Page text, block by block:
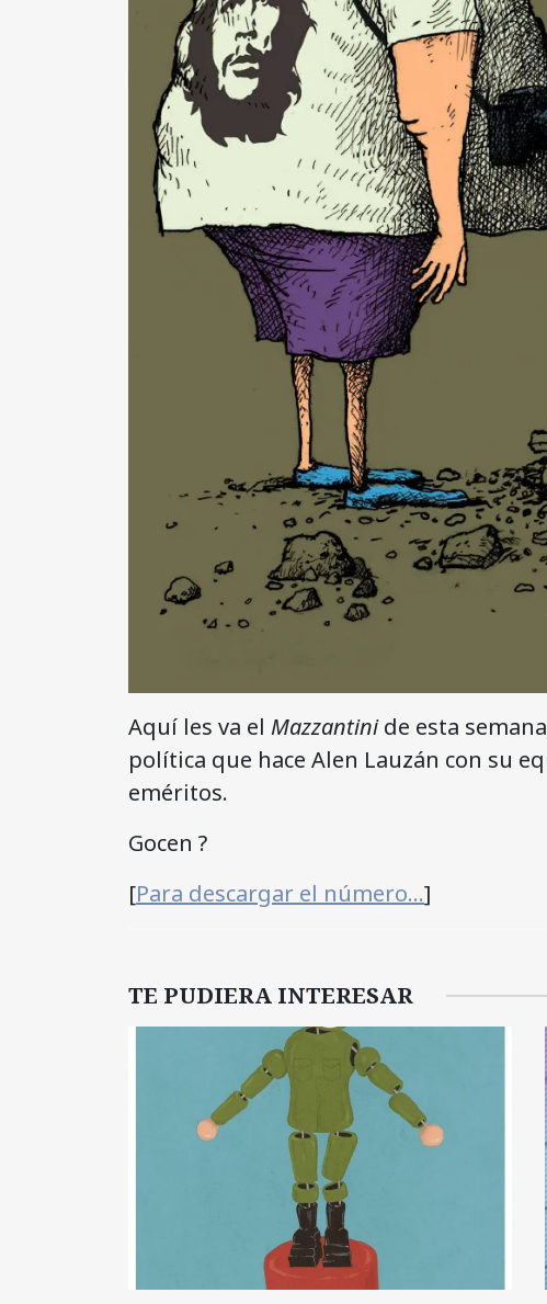
Aquí les va el Mazzantinide esta
política que hace Alen Lauzán con su
eméritos.
Gocen ?
[Para descargar el número…]
TE PUDIERA INTERESAR